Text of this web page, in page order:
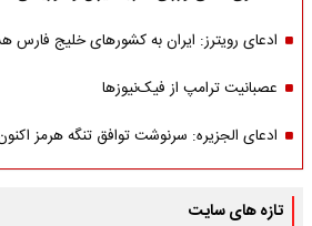
ادعای رویترز: ایران به کشورهای خلیج فارس
عصبانیت ترامپ از فیک‌نیوزها
ادعای الجزیره: سرنوشت توافق تنگه هرمز
تازه های سایت